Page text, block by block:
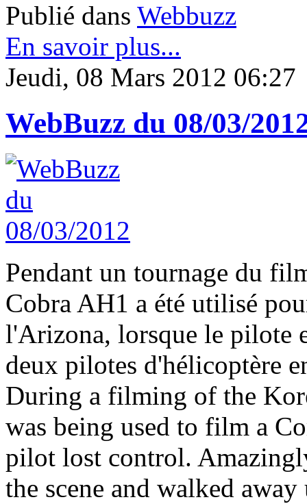
Publié dans Webbuzz
En savoir plus...
Jeudi, 08 Mars 2012 06:27
WebBuzz du 08/03/
Pendant un tournage du
Cobra AH1 a été utilisé
l'Arizona, lorsque le pilote
deux pilotes d'hélicoptère
During a filming of the
was being used to film a
pilot lost control.
the scene and walked away